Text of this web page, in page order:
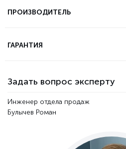
Задать вопрос эксперту
Инженер отдела продаж
Булычев Роман
ПРОИЗВОДИТЕЛЬ
ГАРАНТИЯ